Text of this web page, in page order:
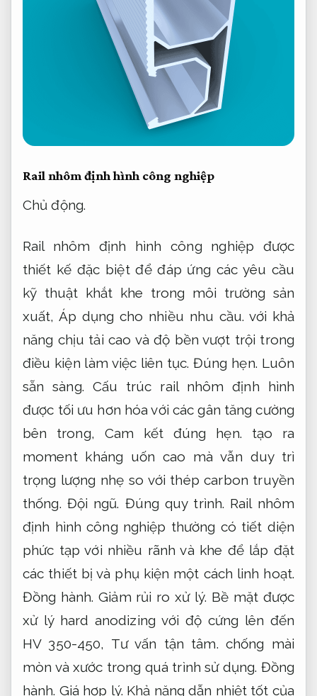
Rail nhôm định hình công nghiệp
Chủ động.
Rail nhôm định hình công nghiệp được
thiết kế đặc biệt để đáp ứng các yêu cầu
kỹ thuật khắt khe trong môi trường sản
xuất,Áp dụng cho nhiều nhu cầu. với khả
năng chịu tải cao và độ bền vượt trội trong
điều kiện làm việc liên tục.Đúng hẹn. Luôn
sẵn sàng. Cấu trúc rail nhôm định hình
được tối ưu hơn hóa với các gân tăng cường
bên trong, Cam kết đúng hẹn. tạo ra
moment kháng uốn cao mà vẫn duy trì
trọng lượng nhẹ so với thép carbon truyền
thống. Đội ngũ. Đúng quy trình. Rail nhôm
định hình công nghiệp thường có tiết diện
phức tạp với nhiều rãnh và khe để lắp đặt
các thiết bị và phụ kiện một cách linh hoạt.
Đồng hành. Giảm rủi ro xử lý. Bề mặt được
xử lý hard anodizing với độ cứng lên đến
HV 350-450, Tư vấn tận tâm. chống mài
mòn và xước trong quá trình sử dụng. Đồng
hành. Giá hợp lý. Khả năng dẫn nhiệt tốt của